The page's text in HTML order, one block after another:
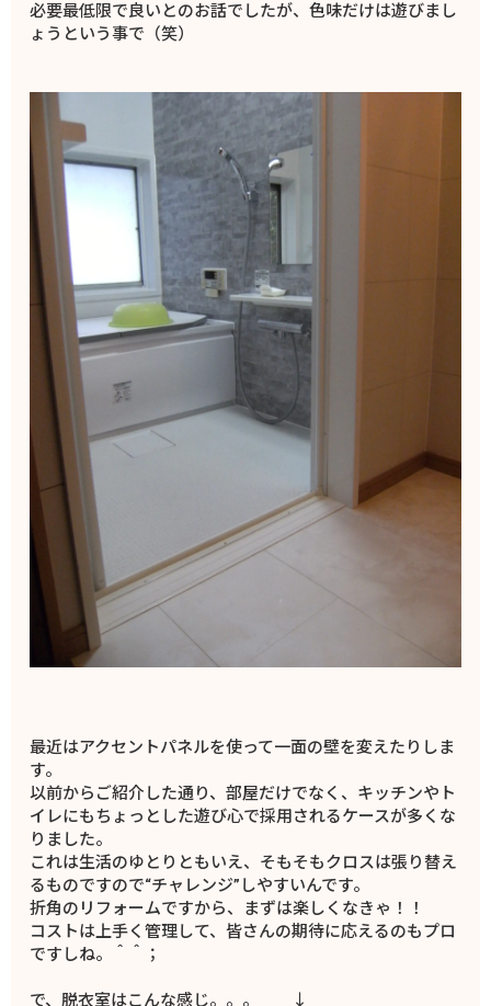
必要最低限で良いとのお話でしたが、色味だけは遊びまし
ょうという事で（笑）
最近はアクセントパネルを使って一面の壁を変えたりしま
す。
以前からご紹介した通り、部屋だけでなく、キッチンやト
イレにもちょっとした遊び心で採用されるケースが多くな
りました。
これは生活のゆとりともいえ、そもそもクロスは張り替え
るものですので“チャレンジ”しやすいんです。
折角のリフォームですから、まずは楽しくなきゃ！！
コストは上手く管理して、皆さんの期待に応えるのもプロ
ですしね。＾＾；
で、脱衣室はこんな感じ。。。 ↓